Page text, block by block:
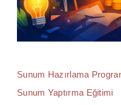
Sunum Hazırlama
Sunum Yaptırma Eğitimi